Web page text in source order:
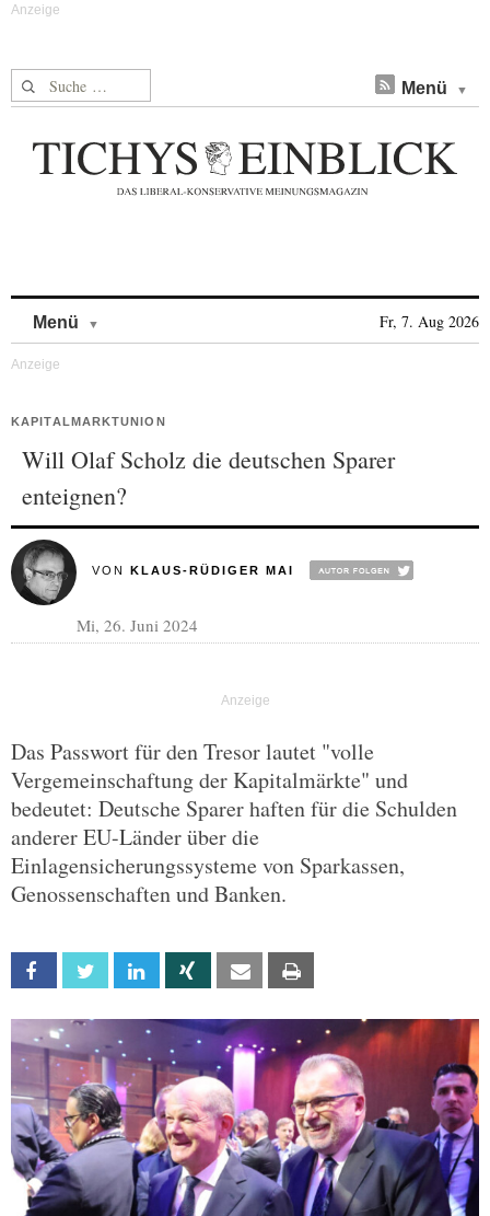
Suche nach: Menü
Menü Fr, 7. Aug 2026
KAPITALMARKTUNION
Will Olaf Scholz die deutschen Sparer
enteignen?
VON KLAUS-RÜDIGER MAI
Mi, 26. Juni 2024
Das Passwort für den Tresor lautet "volle
Vergemeinschaftung der Kapitalmärkte" und
bedeutet: Deutsche Sparer haften für die Schulden
anderer EU-Länder über die
Einlagensicherungssysteme von Sparkassen,
Genossenschaften und Banken.
Facebook Twitter Linkedin Xing Email